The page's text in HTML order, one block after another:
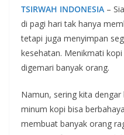
TSIRWAH INDONESIA –
di pagi hari tak hanya
tetapi juga menyimpan
kesehatan. Menikmati
digemari banyak orang.
Namun, sering kita
minum kopi bisa
membuat banyak orang